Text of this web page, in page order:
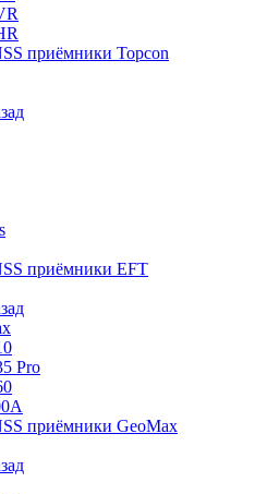
приёмники Topcon
приёмники EFT
Pro
приёмники GeoMax